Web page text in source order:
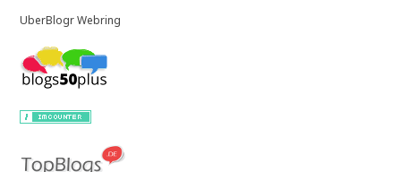
UberBlogr Webring